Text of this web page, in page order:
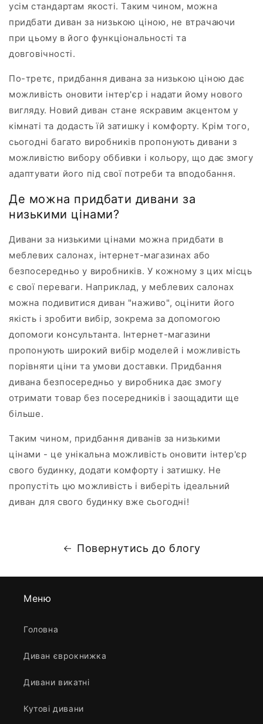
усім стандартам якості. Таким чином, можна
придбати диван за низькою ціною, не втрачаючи
при цьому в його функціональності та
довговічності.
По-третє, придбання дивана за низькою ціною дає
можливість оновити інтер'єр і надати йому нового
вигляду. Новий диван стане яскравим акцентом у
кімнаті та додасть їй затишку і комфорту. Крім того,
сьогодні багато виробників пропонують дивани з
можливістю вибору оббивки і кольору, що дає змогу
адаптувати його під свої потреби та вподобання.
Де можна придбати дивани за
низькими цінами?
Дивани за низькими цінами можна придбати в
меблевих салонах, інтернет-магазинах або
безпосередньо у виробників. У кожному з цих місць
є свої переваги. Наприклад, у меблевих салонах
можна подивитися диван "наживо", оцінити його
якість і зробити вибір, зокрема за допомогою
допомоги консультанта. Інтернет-магазини
пропонують широкий вибір моделей і можливість
порівняти ціни та умови доставки. Придбання
дивана безпосередньо у виробника дає змогу
отримати товар без посередників і заощадити ще
більше.
Таким чином, придбання диванів за низькими
цінами - це унікальна можливість оновити інтер'єр
свого будинку, додати комфорту і затишку. Не
пропустіть цю можливість і виберіть ідеальний
диван для свого будинку вже сьогодні!
Повернутись до блогу
Меню
Головна
Диван єврокнижка
Дивани викатні
Кутові дивани